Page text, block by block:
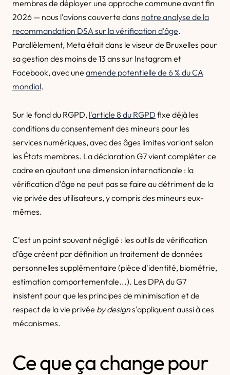
membres de déployer une approche commune avant fin
2026 — nous l'avions couverte dans notre analyse de la
recommandation DSA sur la vérification d'âge.
Parallèlement, Meta était dans le viseur de Bruxelles pour
sa gestion des moins de 13 ans sur Instagram et
Facebook, avec une amende potentielle de 6 % du CA
mondial.
Sur le fond du RGPD, l'article 8 du RGPD fixe déjà les
conditions du consentement des mineurs pour les
services numériques, avec des âges limites variant selon
les États membres. La déclaration G7 vient compléter ce
cadre en ajoutant une dimension internationale : la
vérification d'âge ne peut pas se faire au détriment de la
vie privée des utilisateurs, y compris des mineurs eux-
mêmes.
C'est un point souvent négligé : les outils de vérification
d'âge créent par définition un traitement de données
personnelles supplémentaire (pièce d'identité, biométrie,
estimation comportementale...). Les DPA du G7
insistent pour que les principes de minimisation et de
respect de la vie privée by designs'appliquent aussi à ces
mécanismes.
Ce que ça change pour